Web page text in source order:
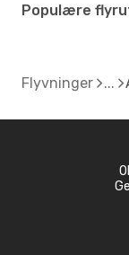
Populære
Flyvninger